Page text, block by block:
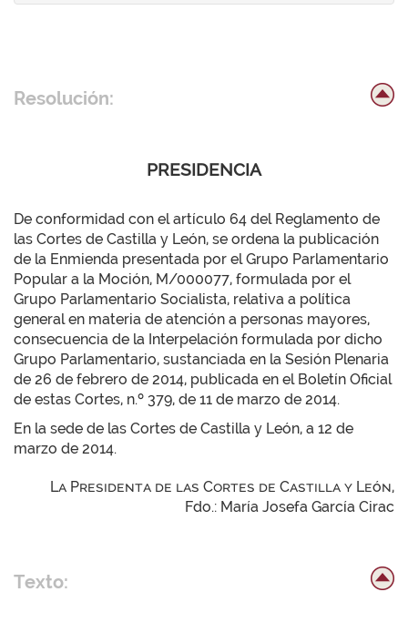
Resolución:
PRESIDENCIA
De conformidad con el artículo 64 del Reglamento de
las Cortes de Castilla y León, se ordena la publicación
de la Enmienda presentada por el Grupo Parlamentario
Popular a la Moción, M/000077, formulada por el
Grupo Parlamentario Socialista, relativa a política
general en materia de atención a personas mayores,
consecuencia de la Interpelación formulada por dicho
Grupo Parlamentario, sustanciada en la Sesión Plenaria
de 26 de febrero de 2014, publicada en el Boletín Oficial
de estas Cortes, n.º 379, de 11 de marzo de 2014.
En la sede de las Cortes de Castilla y León, a 12 de
marzo de 2014.
La Presidenta de las Cortes de Castilla y León,
Fdo.: María Josefa García Cirac
Texto: